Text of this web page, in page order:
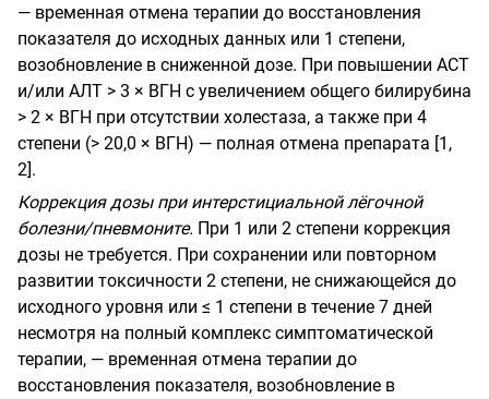
— временная отмена терапии до восстановления
показателя до исходных данных или 1 степени,
возобновление в сниженной дозе. При повышении АСТ
и/или АЛТ > 3 × ВГН с увеличением общего билирубина
> 2 × ВГН при отсутствии холестаза, а также при 4
степени (> 20,0 × ВГН) — полная отмена препарата [1,
2].
Коррекция дозы при интерстициальной лёгочной
болезни/пневмоните. При 1 или 2 степени коррекция
дозы не требуется. При сохранении или повторном
развитии токсичности 2 степени, не снижающейся до
исходного уровня или ≤ 1 степени в течение 7 дней
несмотря на полный комплекс симптоматической
терапии, — временная отмена терапии до
восстановления показателя, возобновление в